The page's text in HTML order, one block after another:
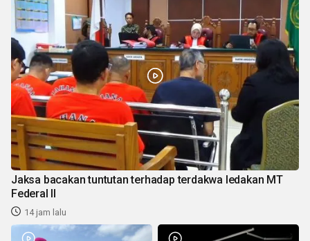
Jaksa bacakan tuntutan terhadap terdakwa ledakan MT
Federal II
14 jam lalu